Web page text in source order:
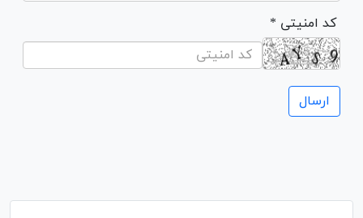
* کد امنیتی